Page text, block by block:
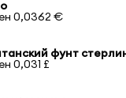
0,0362 €
фунт
0,031 £